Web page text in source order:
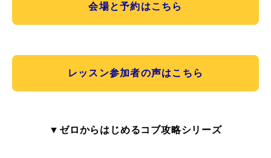
会場と予約はこちら
レッスン参加者の声はこちら
▼ゼロからはじめるコブ攻略シリーズ